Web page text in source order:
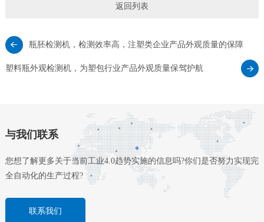
返回列表
瓶胚检测机，检测效率高，注塑类企业产品外观质量的保障
塑料瓶外观检测机，为塑包行业产品外观质量保驾护航
与我们联系
您想了解更多关于当前工业4.0趋势实施的信息吗?你们是否努力实现完
全自动化的生产过程?
联系我们